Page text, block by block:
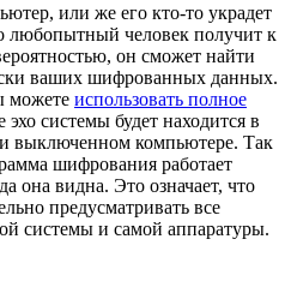
или же его кто-то украдет
любопытный человек получит к
он сможет найти
ваших шифрованных данных.
можете использовать полное
эхо системы будет находится в
выключенном компьютере. Так
шифрования работает
она видна. Это означает, что
предусматривать все
системы и самой аппаратуры.